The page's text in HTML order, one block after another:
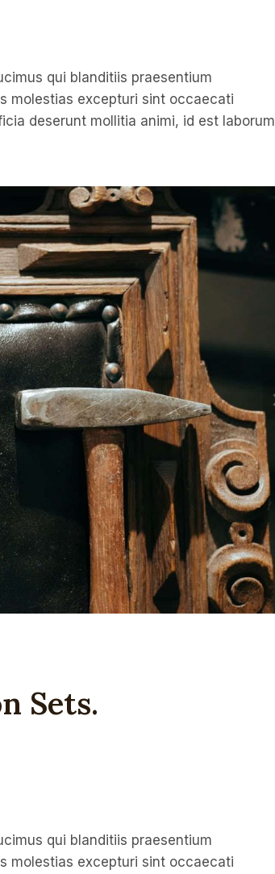
qui blanditiis praesentium
molestias excepturi sint occaecati
deserunt mollitia animi, id est laborum
Sets.
qui blanditiis praesentium
molestias excepturi sint occaecati